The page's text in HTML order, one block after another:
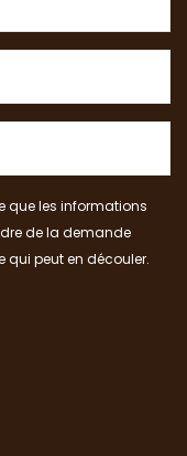
que les informations
de la demande
qui peut en découler.